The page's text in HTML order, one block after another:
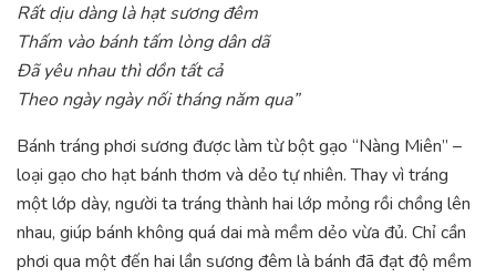
Rất dịu dàng là hạt sương đêm
Thấm vào bánh tấm lòng dân dã
Đã yêu nhau thì dồn tất cả
Theo ngày ngày nối tháng năm qua”
Bánh tráng phơi sương được làm từ bột gạo “Nàng Miên” –
loại gạo cho hạt bánh thơm và dẻo tự nhiên. Thay vì tráng
một lớp dày, người ta tráng thành hai lớp mỏng rồi chồng lên
nhau, giúp bánh không quá dai mà mềm dẻo vừa đủ. Chỉ cần
phơi qua một đến hai lần sương đêm là bánh đã đạt độ mềm